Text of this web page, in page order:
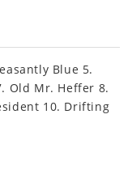
Blue 5.
Old Mr. Heffer 8.
10. Drifting